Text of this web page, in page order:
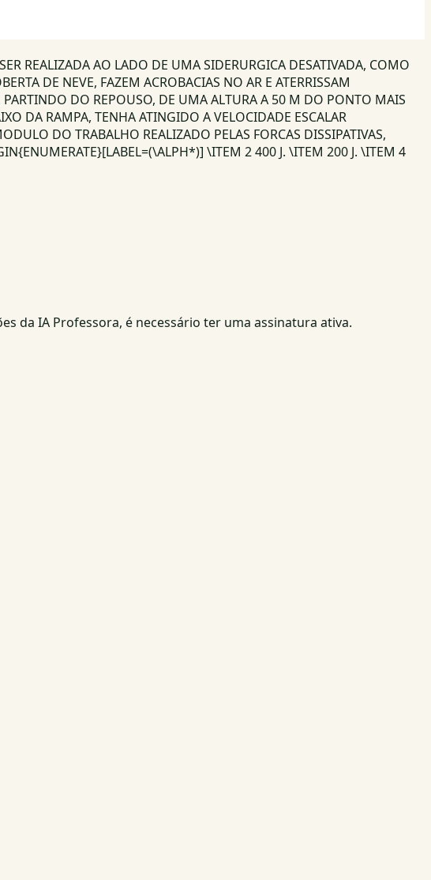
REALIZADA AO LADO DE UMA SIDERURGICA DESATIVADA, COMO
DE NEVE, FAZEM ACROBACIAS NO AR E ATERRISSAM
DO REPOUSO, DE UMA ALTURA A 50 M DO PONTO MAIS
DA RAMPA, TENHA ATINGIDO A VELOCIDADE ESCALAR
DO TRABALHO REALIZADO PELAS FORCAS DISSIPATIVAS,
\ITEM 2 400 J. \ITEM 200 J. \ITEM 4
da IA Professora, é necessário ter uma assinatura ativa.